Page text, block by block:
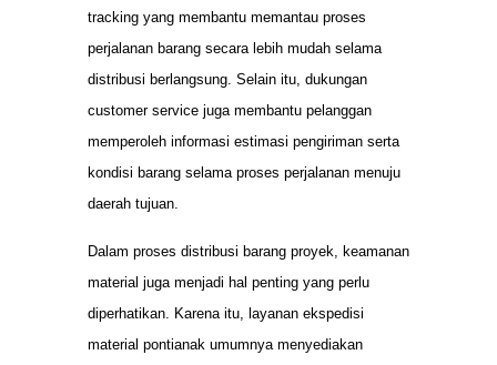
tracking yang membantu memantau proses
perjalanan barang secara lebih mudah selama
distribusi berlangsung. Selain itu, dukungan
customer service juga membantu pelanggan
memperoleh informasi estimasi pengiriman serta
kondisi barang selama proses perjalanan menuju
daerah tujuan.
Dalam proses distribusi barang proyek, keamanan
material juga menjadi hal penting yang perlu
diperhatikan. Karena itu, layanan ekspedisi
material pontianak umumnya menyediakan